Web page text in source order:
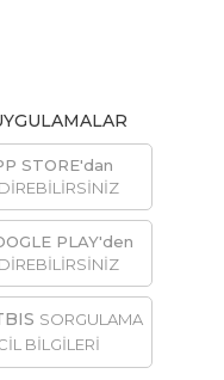
STORE'dan
PLAY'den
SORGULAMA
BİLGİLERİ